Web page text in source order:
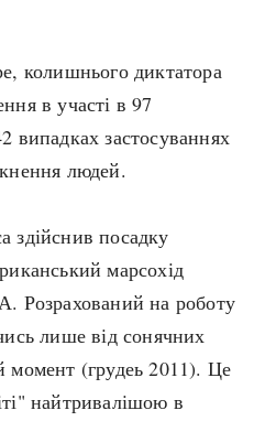
колишнього диктатора
в участі в 97
випадках застосуваннях
людей.
посадку
марсохід
Розрахований на роботу
лише від сонячних
момент (грудеь 2011). Це
найтривалішою в